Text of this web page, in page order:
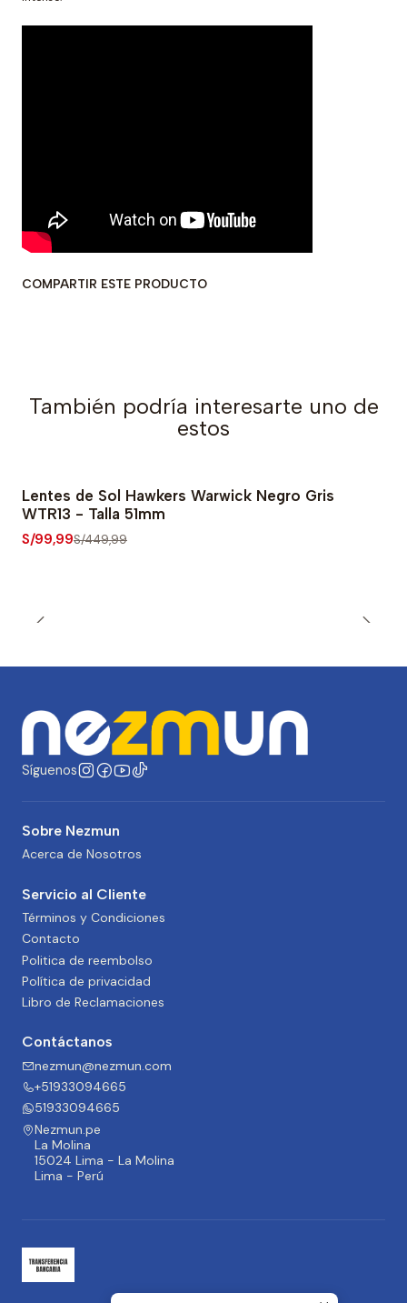
COMPARTIR ESTE PRODUCTO
También podría interesarte uno de
estos
-78% OFF
Lentes de Sol Hawkers Warwick Negro Gris
WTR13 - Talla 51mm
S/99,99S/449,99
Síguenos
Sobre Nezmun
Acerca de Nosotros
Servicio al Cliente
Términos y Condiciones
Contacto
Politica de reembolso
Política de privacidad
Libro de Reclamaciones
Contáctanos
nezmun@nezmun.com
+51933094665
51933094665
Nezmun.pe
La Molina
15024 Lima - La Molina
Lima - Perú